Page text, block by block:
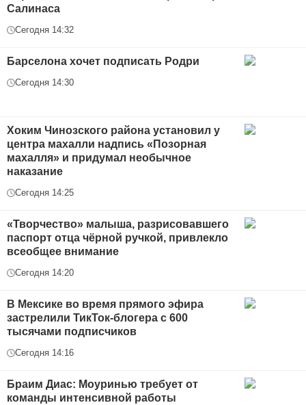
Салинаса
Сегодня 14:32
Барселона хочет подписать Родри
Сегодня 14:30
Хоким Чинозского района установил у
центра махалли надпись «Позорная
махалля» и придумал необычное
наказание
Сегодня 14:25
«Творчество» малыша, разрисовавшего
паспорт отца чёрной ручкой, привлекло
всеобщее внимание
Сегодня 14:20
В Мексике во время прямого эфира
застрелили ТикТок-блогера с 600
тысячами подписчиков
Сегодня 14:16
Браим Диас: Моуринью требует от
команды интенсивной работы